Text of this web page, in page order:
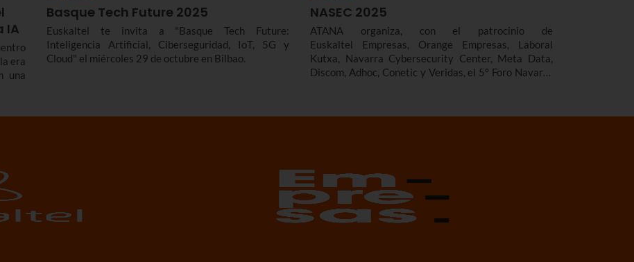
IA
era
una
Basque Tech Future 2025
Euskaltel te invita a "Basque Tech Future:
Inteligencia Artificial, Ciberseguridad, IoT, 5G y
Cloud" el miércoles 29 de octubre en Bilbao.
NASEC 2025
ATANA organiza, con el patrocinio de
Euskaltel Empresas, Orange Empresas, Laboral
Kutxa, Navarra Cybersecurity Center, Meta Data,
Discom, Adhoc, Conetic y Veridas, el 5º Foro Navarra